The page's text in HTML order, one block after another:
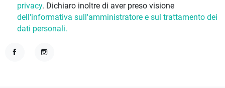
privacy. Dichiaro inoltre di aver preso visione
dell'informativa sull'amministratore e sul trattamento dei
dati personali.